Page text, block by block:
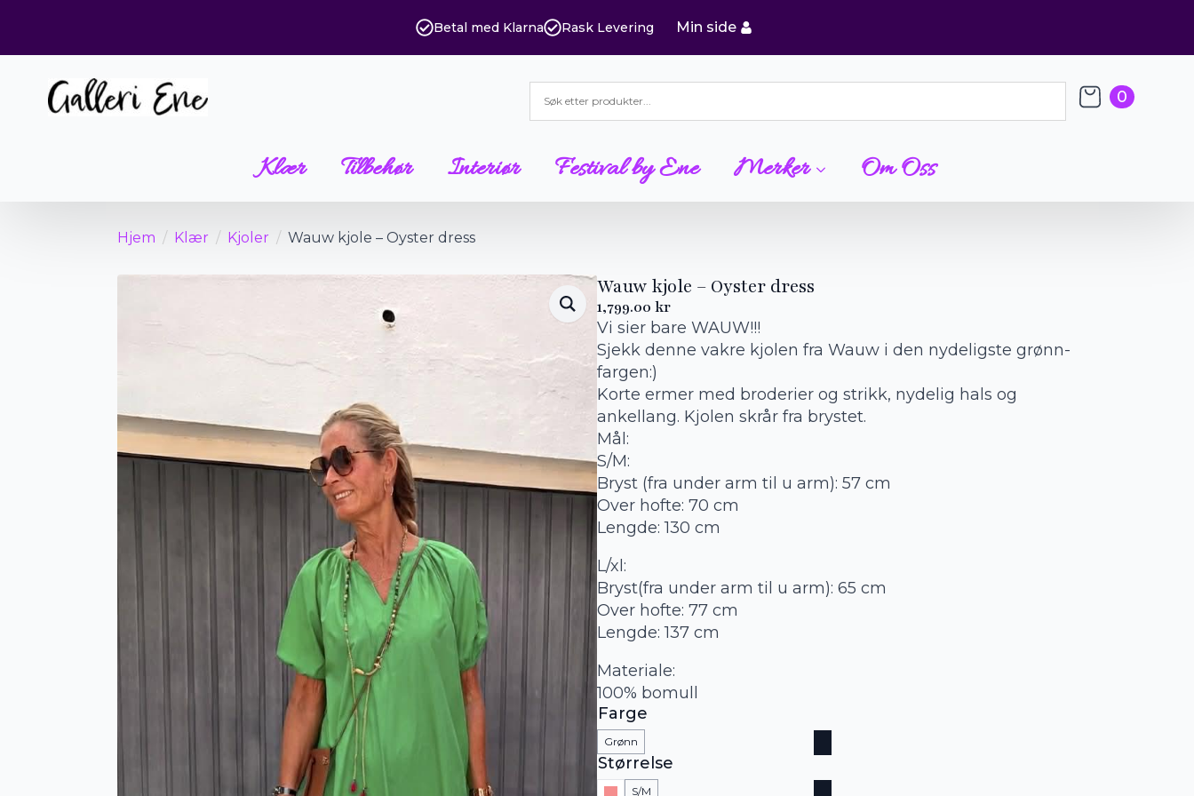
Betal med Klarna Rask Levering Min side
0
Klær Tilbehør Interiør Festival by Ene Merker Om Oss
Hjem Klær Kjoler Wauw kjole – Oyster dress
Wauw kjole – Oyster dress
1,799.00 kr
Vi sier bare WAUW!!!
Sjekk denne vakre kjolen fra Wauw i den nydeligste grønn-
fargen:)
Korte ermer med broderier og strikk, nydelig hals og
ankellang. Kjolen skrår fra brystet.
Mål:
S/M:
Bryst (fra under arm til u arm): 57 cm
Over hofte: 70 cm
Lengde: 130 cm
L/xl:
Bryst(fra under arm til u arm): 65 cm
Over hofte: 77 cm
Lengde: 137 cm
Materiale:
100% bomull
Farge
Grønn
Størrelse
S/M